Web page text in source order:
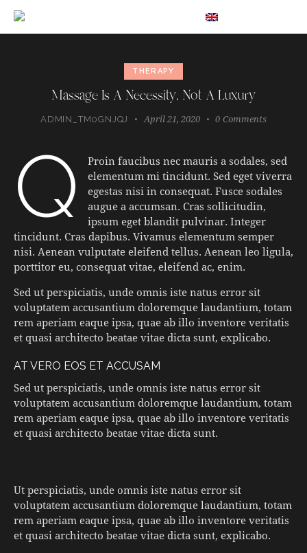
THERAPY
Massage Is A Necessity, Not A Luxury
ADMIN_TM0GNJQJ April 21, 2020 0 Comments
q
Proin faucibus nec mauris a sodales, sed
elementum mi tincidunt. Sed eget viverra
egestas nisi in consequat. Fusce sodales
augue a accumsan. Cras sollicitudin,
ipsum eget blandit pulvinar. Integer
tincidunt. Cras dapibus. Vivamus elementum semper
nisi. Aenean vulputate eleifend tellus. Aenean leo ligula,
porttitor eu, consequat vitae, eleifend ac, enim.
Sed ut perspiciatis, unde omnis iste natus error sit
voluptatem accusantium doloremque laudantium, totam
rem aperiam eaque ipsa, quae ab illo inventore veritatis
et quasi architecto beatae vitae dicta sunt, explicabo.
AT VERO EOS ET ACCUSAM
Sed ut perspiciatis, unde omnis iste natus error sit
voluptatem accusantium doloremque laudantium, totam
rem aperiam eaque ipsa, quae ab illo inventore veritatis
et quasi architecto beatae vitae dicta sunt.
Ut perspiciatis, unde omnis iste natus error sit
voluptatem accusantium doloremque laudantium, totam
rem aperiam eaque ipsa, quae ab illo inventore veritatis
et quasi architecto beatae vitae dicta sunt, explicabo.